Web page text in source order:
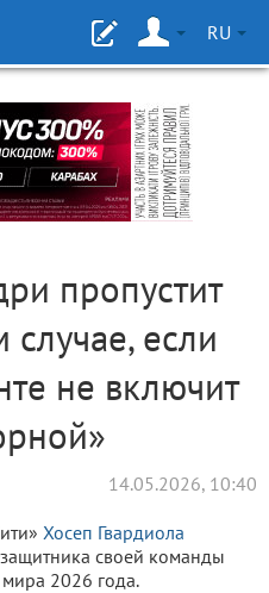
RU
пропустит
если
не включит
14.05.2026, 10:40
Хосеп Гвардиола
своей команды
2026 года.